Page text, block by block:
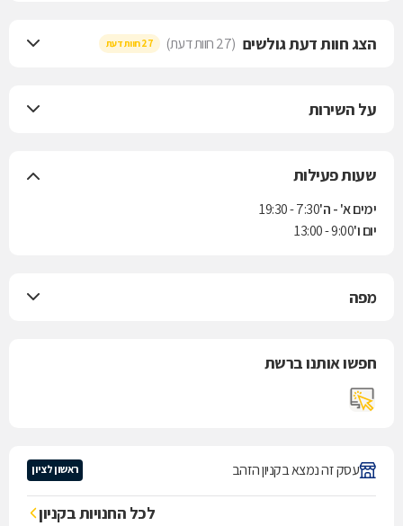
הצג חוות דעת גולשים (27 חוות דעת) 27 חוות דעת
על השירות
שעות פעילות
ימים א' - ה'7:30 - 19:30
יום ו'9:00 - 13:00
מפה
חפשו אותנו ברשת
עסק זה נמצא בקניון הזהב ראשון לציון
לכל החנויות בקניון